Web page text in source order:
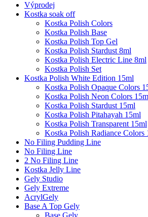
Výprodej
Kostka soak off
Kostka Polish Colors
Kostka Polish Base
Kostka Polish Top Gel
Kostka Polish Stardust 8ml
Kostka Polish Electric Line 8ml
Kostka Polish Set
Kostka Polish White Edition 15ml
Kostka Polish Opaque Colors
Kostka Polish Neon Colors
Kostka Polish Stardust 15ml
Kostka Polish Pitahayah 15ml
Kostka Polish Transparent 15ml
Kostka Polish Radiance Colors
No Filing Pudding Line
No Filing Line
2 No Filing Line
Kostka Jelly Line
Gely Studio
Gely Extreme
AcrylGely
Base A Top Gely
Base Gely